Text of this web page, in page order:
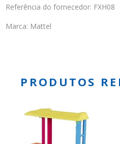
Referência do fornecedor: FXH08
Marca: Mattel
PRODUTOS